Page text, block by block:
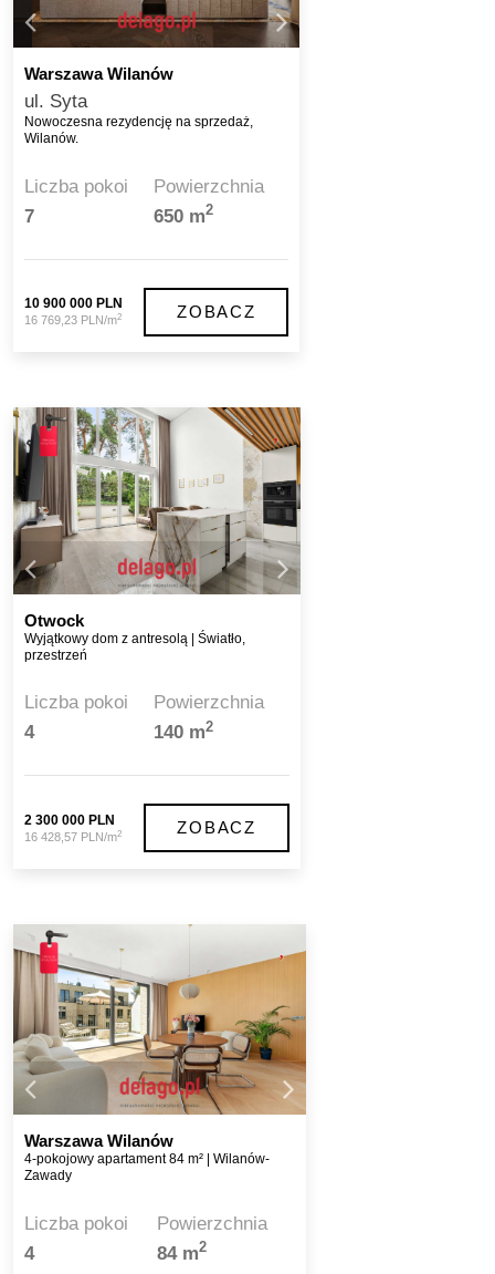
Warszawa Wilanów
ul. Syta
Nowoczesna rezydencję na sprzedaż,
Wilanów.
Liczba pokoi
7
Powierzchnia
650 m2
10 900 000 PLN
16 769,23 PLN/m2 ZOBACZ
Otwock
Wyjątkowy dom z antresolą | Światło,
przestrzeń
Liczba pokoi
4
Powierzchnia
140 m2
2 300 000 PLN
16 428,57 PLN/m2 ZOBACZ
Warszawa Wilanów
4-pokojowy apartament 84 m² | Wilanów-
Zawady
Liczba pokoi
4
Powierzchnia
84 m2